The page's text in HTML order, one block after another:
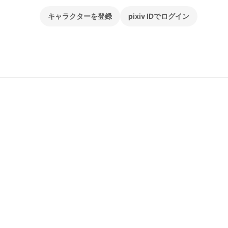
キャラクターを登録 pixiv IDでログイン